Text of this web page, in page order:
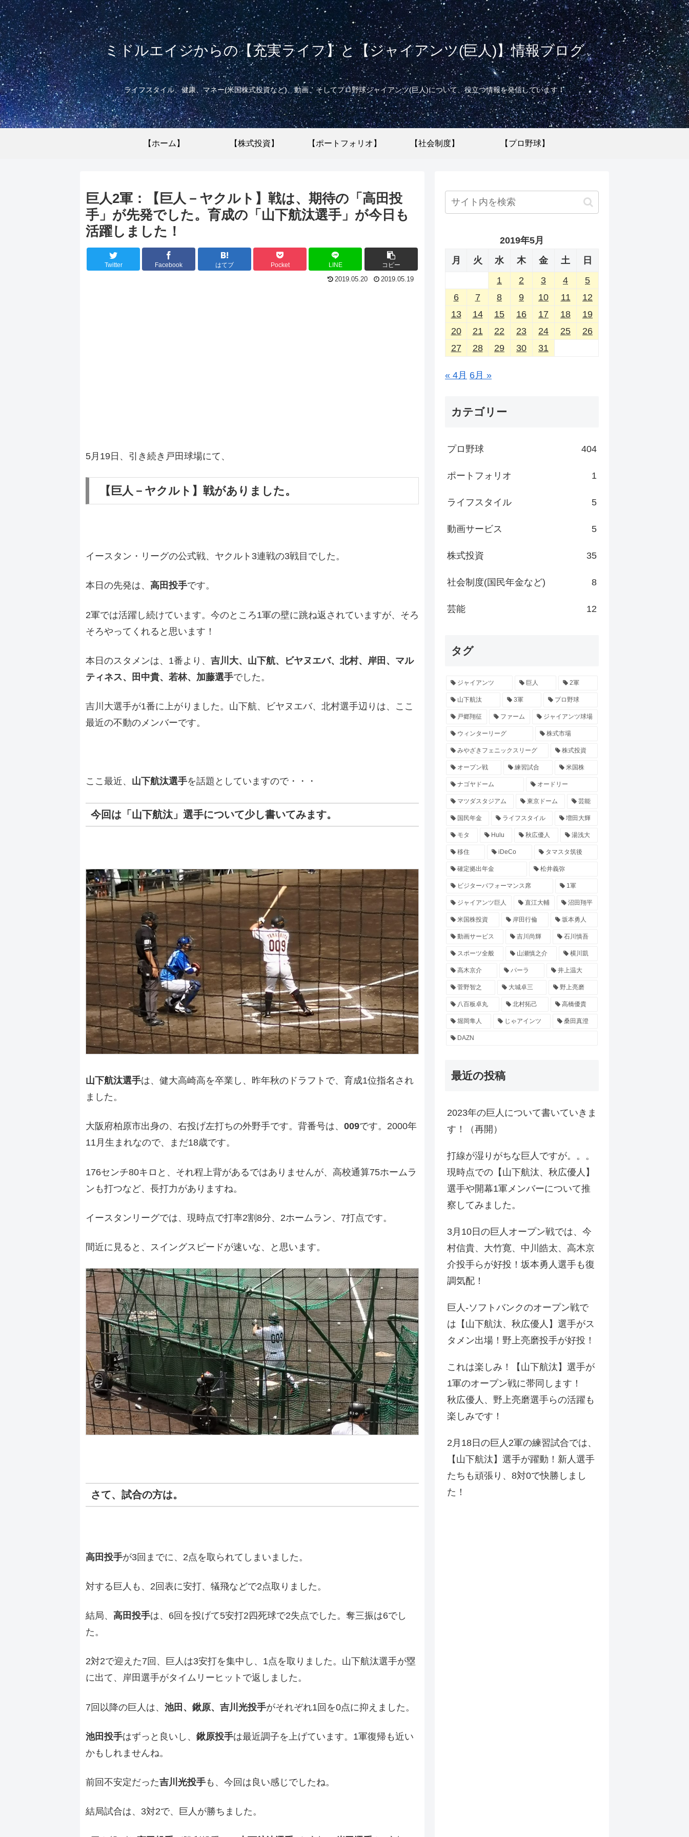
ミドルエイジからの【充実ライフ】と【ジャイアンツ(巨人)】情報ブログ
ライフスタイル、健康、マネー(米国株式投資など)、動画、そしてプロ野球ジャイアンツ(巨人)について、役立つ情報を発信しています！
【ホーム】 【株式投資】 【ポートフォリオ】 【社会制度】 【プロ野球】
巨人2軍：【巨人－ヤクルト】戦は、期待の「高田投
手」が先発でした。育成の「山下航汰選手」が今日も
活躍しました！
Twitter Facebook はてブ Pocket LINE コピー
2019.05.20 2019.05.19
5月19日、引き続き戸田球場にて、
【巨人－ヤクルト】 戦がありました。
イースタン・リーグの公式戦、ヤクルト3連戦の3戦目でした。
本日の先発は、 高田投手です。
2軍では活躍し続けています。今のところ1軍の壁に跳ね返されていますが、そろ
そろやってくれると思います！
本日のスタメンは、1番より、 吉川大、山下航、ビヤヌエバ、北村、岸田、マル
ティネス、田中貴、若林、加藤選手でした。
吉川大選手が1番に上がりました。山下航、ビヤヌエバ、北村選手辺りは、ここ
最近の不動のメンバーです。
ここ最近、 山下航汰選手を話題としていますので・・・
今回は「山下航汰」選手について少し書いてみます。
山下航汰選手は、健大高崎高を卒業し、昨年秋のドラフトで、育成1位指名され
ました。
大阪府柏原市出身の、右投げ左打ちの外野手です。背番号は、 009です。2000年
11月生まれなので、まだ18歳です。
176センチ80キロと、それ程上背があるではありませんが、高校通算75ホームラ
ンも打つなど、長打力がありますね。
イースタンリーグでは、現時点で打率2割8分、2ホームラン、7打点です。
間近に見ると、スイングスピードが速いな、と思います。
さて、試合の方は。
高田投手が3回までに、2点を取られてしまいました。
対する巨人も、2回表に安打、犠飛などで2点取りました。
結局、 高田投手は、6回を投げて5安打2四死球で2失点でした。奪三振は6でし
た。
2対2で迎えた7回、巨人は3安打を集中し、1点を取りました。山下航汰選手が塁
に出て、岸田選手がタイムリーヒットで返しました。
7回以降の巨人は、 池田、鍬原、吉川光投手がそれぞれ1回を0点に抑えました。
池田投手はずっと良いし、 鍬原投手は最近調子を上げています。1軍復帰も近い
かもしれませんね。
前回不安定だった吉川光投手も、今回は良い感じでしたね。
結局試合は、3対2で、巨人が勝ちました。
2019年5月
月
火 水 木 金 土
日
1
2 3 4
5
6
7 8 9 10 11
12
13
14 15 16 17 18
19
20
21 22 23 24 25
26
27
28 29 30 31
« 4月 6月 »
カテゴリー
プロ野球 404
ポートフォリオ 1
ライフスタイル 5
動画サービス 5
株式投資 35
社会制度(国民年金など) 8
芸能 12
タグ
ジャイアンツ 巨人 2軍
山下航汰 3軍 プロ野球
戸郷翔征 ファーム ジャイアンツ球場
ウィンターリーグ 株式市場
みやざきフェニックスリーグ 株式投資
オープン戦 練習試合 米国株
ナゴヤドーム オードリー
マツダスタジアム 東京ドーム 芸能
国民年金 ライフスタイル 増田大輝
モタ Hulu 秋広優人 湯浅大
移住 iDeCo タマスタ筑後
確定拠出年金 松井義弥
ビジターパフォーマンス席 1軍
ジャイアンツ巨人 直江大輔 沼田翔平
米国株投資 岸田行倫 坂本勇人
動画サービス 吉川尚輝 石川慎吾
スポーツ全般 山瀬慎之介 横川凱
高木京介 パーラ 井上温大
菅野智之 大城卓三 野上亮磨
八百板卓丸 北村拓己 高橋優貴
堀岡隼人 じゃアインツ 桑田真澄
DAZN
最近の投稿
2023年の巨人について書いていきま
す！（再開）
打線が湿りがちな巨人ですが。。。
現時点での【山下航汰、秋広優人】
選手や開幕1軍メンバーについて推
察してみました。
3月10日の巨人オープン戦では、今
村信貴、大竹寛、中川皓太、高木京
介投手らが好投！坂本勇人選手も復
調気配！
巨人-ソフトバンクのオープン戦で
は【山下航汰、秋広優人】選手がス
タメン出場！野上亮磨投手が好投！
これは楽しみ！【山下航汰】選手が
1軍のオープン戦に帯同します！
秋広優人、野上亮磨選手らの活躍も
楽しみです！
2月18日の巨人2軍の練習試合では、
【山下航汰】選手が躍動！新人選手
たちも頑張り、8対0で快勝しまし
た！